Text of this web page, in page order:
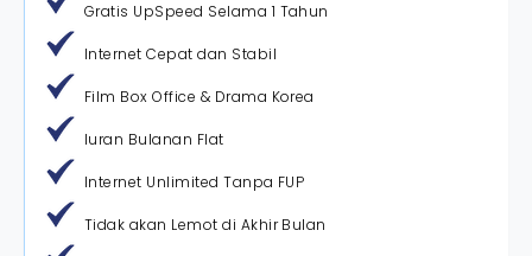
Gratis UpSpeed Selama 1 Tahun
Internet Cepat dan Stabil
Film Box Office & Drama Korea
Iuran Bulanan Flat
Internet Unlimited Tanpa FUP
Tidak akan Lemot di Akhir Bulan